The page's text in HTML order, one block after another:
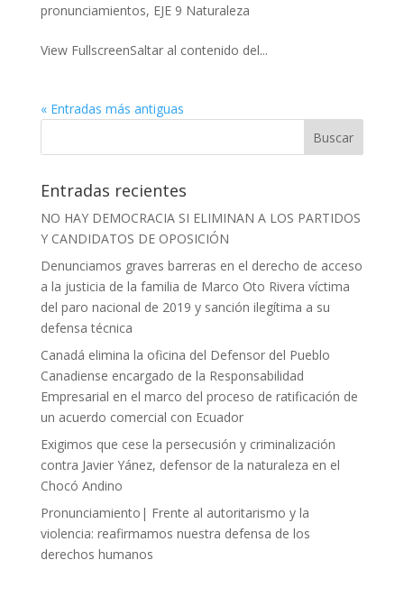
pronunciamientos, EJE 9 Naturaleza
View FullscreenSaltar al contenido del...
« Entradas más antiguas
Entradas recientes
NO HAY DEMOCRACIA SI ELIMINAN A LOS PARTIDOS
Y CANDIDATOS DE OPOSICIÓN
Denunciamos graves barreras en el derecho de acceso
a la justicia de la familia de Marco Oto Rivera víctima
del paro nacional de 2019 y sanción ilegítima a su
defensa técnica
Canadá elimina la oficina del Defensor del Pueblo
Canadiense encargado de la Responsabilidad
Empresarial en el marco del proceso de ratificación de
un acuerdo comercial con Ecuador
Exigimos que cese la persecusión y criminalización
contra Javier Yánez, defensor de la naturaleza en el
Chocó Andino
Pronunciamiento| Frente al autoritarismo y la
violencia: reafirmamos nuestra defensa de los
derechos humanos